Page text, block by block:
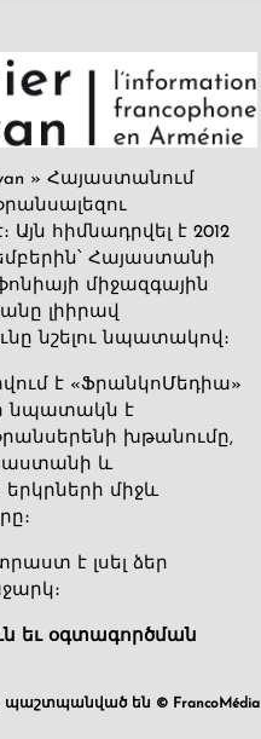
» Հայաստանում
Այն հիմնադրվել է 2012
Հայաստանի
միջազգային
լիիրավ
նշելու նպատակով։
է «ՖրանկոՄեդիա»
նպատակն է
խթանումը,
և
միջև
է լսել ձեր
եւ օգտագործման
պաշտպանված են © FrancoMédia